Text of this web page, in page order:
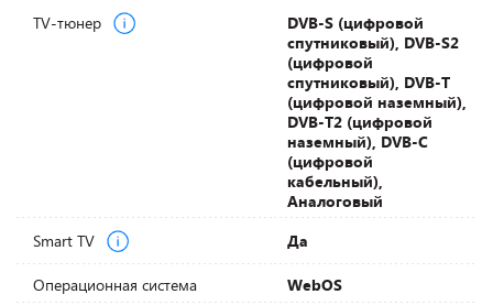
TV-тюнер
DVB-S (цифровой
спутниковый), DVB-S2
(цифровой
спутниковый), DVB-T
(цифровой наземный),
DVB-T2 (цифровой
наземный), DVB-С
(цифровой
кабельный),
Аналоговый
Smart TV
Да
Операционная система
WebOS